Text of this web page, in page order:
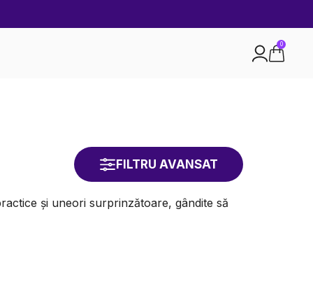
0
FILTRU AVANSAT
și uneori surprinzătoare, gândite să